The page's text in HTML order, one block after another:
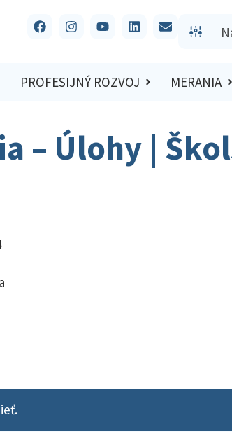
PROFESIJNÝ ROZVOJ MERANIA
– Úlohy |